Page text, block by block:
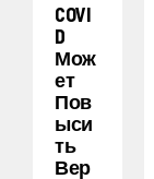
COVI
D
Мож
Ет
Пов
Ыси
Ть
Вер